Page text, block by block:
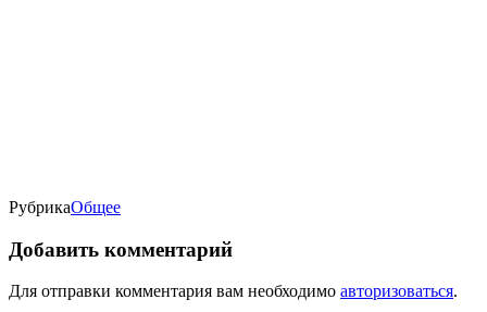
РубрикаOбщее
Добавить комментарий
Для отправки комментария вам необходимо авторизоваться.